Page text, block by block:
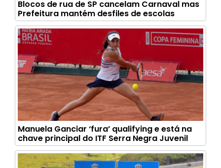
Blocos de rua de SP cancelam Carnaval mas
Prefeitura mantém desfiles de escolas
Manuela Ganciar ‘fura’ qualifying e está na
chave principal do ITF Serra Negra Juvenil